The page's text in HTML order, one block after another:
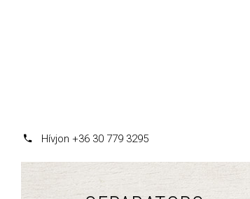
Hívjon +36 30 779 3295